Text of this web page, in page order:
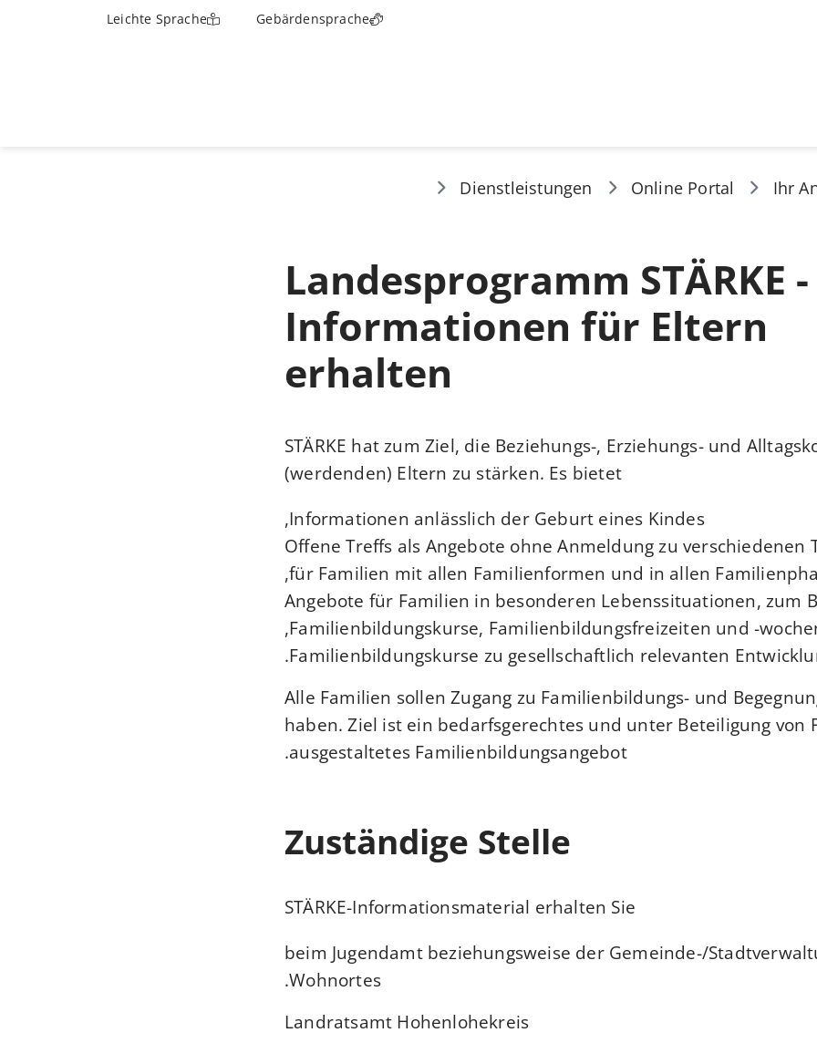
Gebärdensprache
Leichte Sprache
Ihr
Online Portal
Dienstleistungen
Landesprogramm STÄRKE -
Informationen für Eltern
erhalten
STÄRKE hat zum Ziel, die Beziehungs-, Erziehungs- und
(werdenden) Eltern zu stärken. Es bietet
Informationen anlässlich der Geburt eines Kindes,
Offene Treffs als Angebote ohne Anmeldung zu verschiedenen
für Familien mit allen Familienformen und in allen
Angebote für Familien in besonderen Lebenssituationen, zum
Familienbildungskurse, Familienbildungsfreizeiten und -
Familienbildungskurse zu gesellschaftlich relevanten
Alle Familien sollen Zugang zu Familienbildungs- und
haben. Ziel ist ein bedarfsgerechtes und unter Beteiligung von
ausgestaltetes Familienbildungsangebot.
Zuständige Stelle
STÄRKE-Informationsmaterial erhalten Sie
beim Jugendamt beziehungsweise der Gemeinde-/
Wohnortes.
Landratsamt Hohenlohekreis